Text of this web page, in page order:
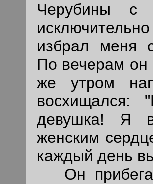
Черубины с
избрал меня
По вечерам
же утром
восхищался:
девушка! Я
женским
каждый день
Он